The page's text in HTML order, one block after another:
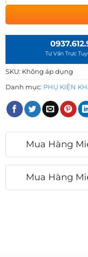
7
Tư Vấn Trực
SKU: Không áp dụng
Danh mục: PHỤ KIỆN
Mua Hàng
Mua Hàng